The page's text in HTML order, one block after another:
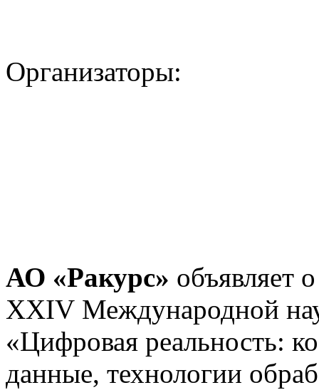
Организаторы:
АО «Ракурс» объявляет
XXIV Международной
«Цифровая реальность:
данные, технологии